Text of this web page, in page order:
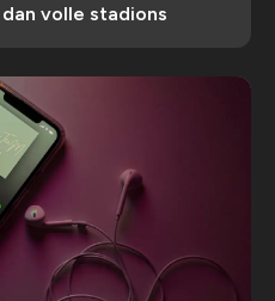
volle stadions